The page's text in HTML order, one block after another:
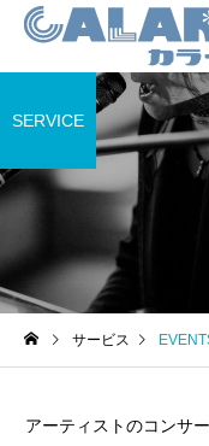
WEDDING
DECOR
SERVICE
サービス
アーティストのコンサ